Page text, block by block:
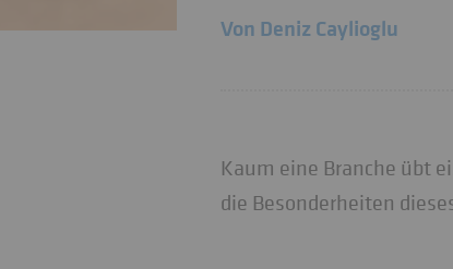
Von Deniz Caylioglu
Kaum eine Branche übt
die Besonderheiten